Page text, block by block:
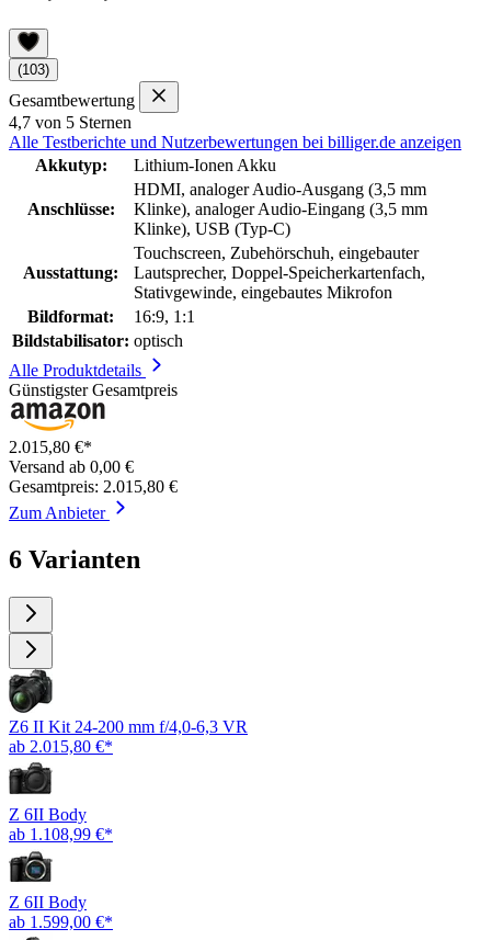
(103)
Gesamtbewertung
4,7 von 5 Sternen
Alle Testberichte und Nutzerbewertungen bei billiger.de anzeigen
Akkutyp:
Lithium-Ionen Akku
Anschlüsse:
HDMI, analoger Audio-Ausgang (3,5 mm
Klinke), analoger Audio-Eingang (3,5 mm
Klinke), USB (Typ-C)
Ausstattung:
Touchscreen, Zubehörschuh, eingebauter
Lautsprecher, Doppel-Speicherkartenfach,
Stativgewinde, eingebautes Mikrofon
Bildformat:
16:9, 1:1
Bildstabilisator: optisch
Alle Produktdetails
Günstigster Gesamtpreis
2.015,80 €*
Versand ab 0,00 €
Gesamtpreis: 2.015,80 €
Zum Anbieter
6 Varianten
Z6 II Kit 24-200 mm f/4,0-6,3 VR
ab 2.015,80 €*
Z 6II Body
ab 1.108,99 €*
Z 6II Body
ab 1.599,00 €*